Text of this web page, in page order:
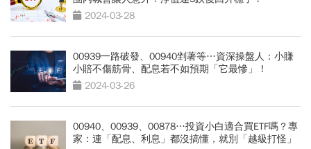
2024-03-28
00939一路破發、00940剉著等…資深操盤人：小賺
小賠不傷筋骨、配息若不如預期「它最慘」！
2024-03-26
00940、00939、00878…投資小白適合買ETF嗎？專
家：連「配息、利息」都沒搞懂，就別「越級打怪」